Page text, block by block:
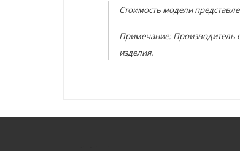
Стоимость модели
Примечание: Производитель
изделия.